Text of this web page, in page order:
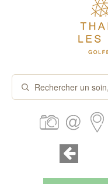
SOINS À LA
PROMOS